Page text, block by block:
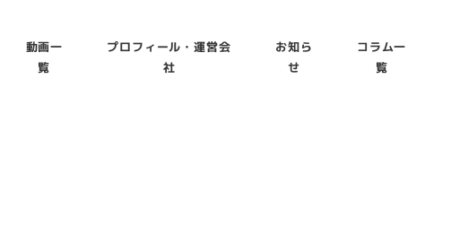
動画一
覧
プロフィール・運営会
社
お知ら
せ
コラム一
覧